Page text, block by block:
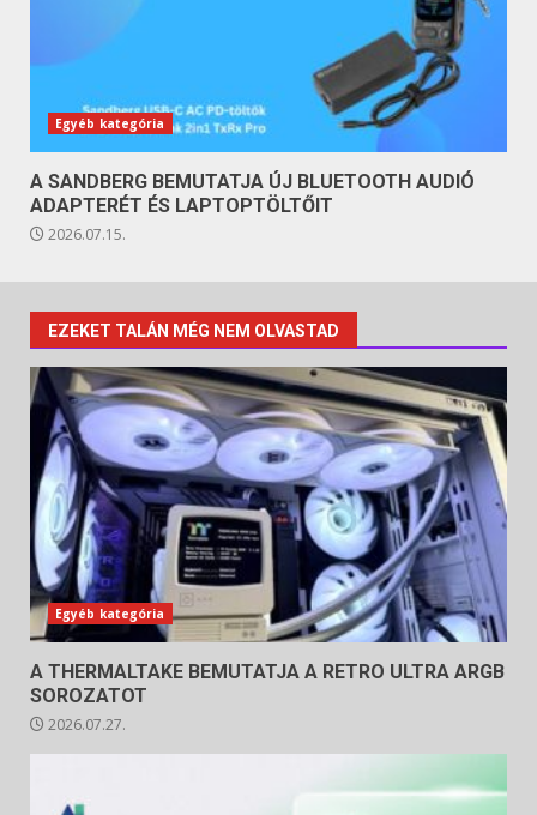
Egyéb kategória
A SANDBERG BEMUTATJA ÚJ BLUETOOTH AUDIÓ
ADAPTERÉT ÉS LAPTOPTÖLTŐIT
2026.07.15.
EZEKET TALÁN MÉG NEM OLVASTAD
Egyéb kategória
A THERMALTAKE BEMUTATJA A RETRO ULTRA ARGB
SOROZATOT
2026.07.27.